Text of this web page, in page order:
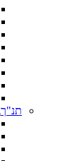
תנ"ך